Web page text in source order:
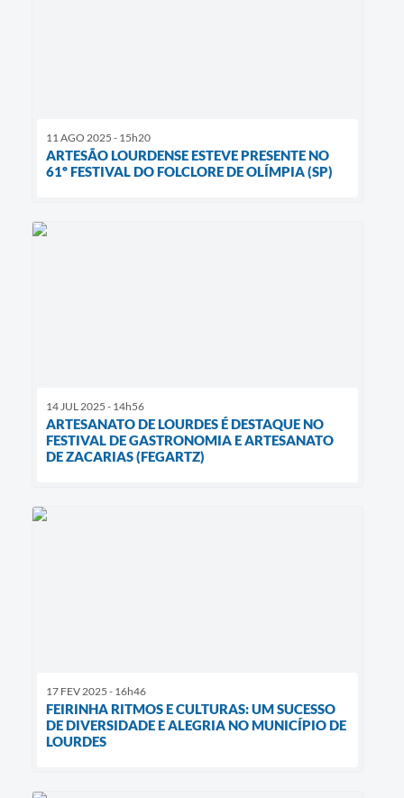
11 AGO 2025 - 15h20
ARTESÃO LOURDENSE ESTEVE PRESENTE NO
61º FESTIVAL DO FOLCLORE DE OLÍMPIA (SP)
14 JUL 2025 - 14h56
ARTESANATO DE LOURDES É DESTAQUE NO
FESTIVAL DE GASTRONOMIA E ARTESANATO
DE ZACARIAS (FEGARTZ)
17 FEV 2025 - 16h46
FEIRINHA RITMOS E CULTURAS: UM SUCESSO
DE DIVERSIDADE E ALEGRIA NO MUNICÍPIO DE
LOURDES